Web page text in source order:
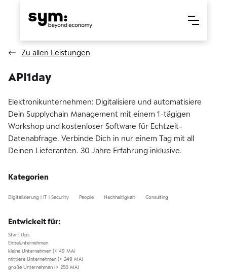
Zu allen Leistungen
API1day
Elektronikunternehmen: Digitalisiere und automatisiere
Dein Supplychain Management mit einem 1-tägigen
Workshop und kostenloser Software für Echtzeit-
Datenabfrage. Verbinde Dich in nur einem Tag mit all
Deinen Lieferanten. 30 Jahre Erfahrung inklusive.
Kategorien
Digitalisierung | IT | Security People Nachhaltigkeit Consulting
Entwickelt für:
Start Ups
Einzelunternehmen
kleine Unternehmen (< 49 MA)
mittlere Unternehmen (< 249 MA)
große Unternehmen (> 250 MA)